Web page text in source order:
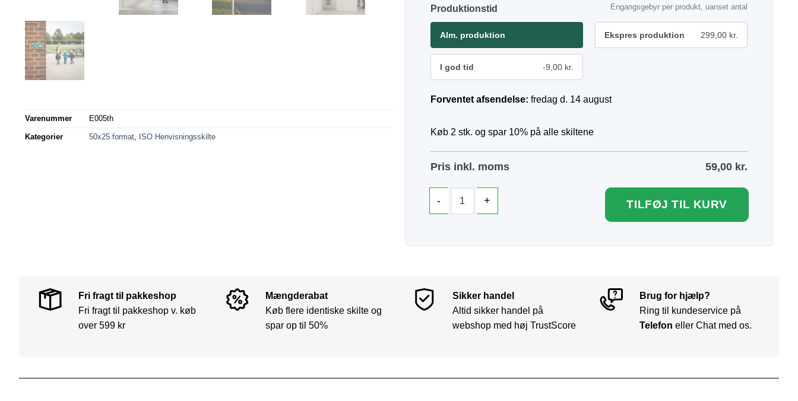
Varenummer E005th
Kategorier 50x25 format, ISO Henvisningsskilte
Produktionstid Engangsgebyr per produkt, uanset antal
Alm. produktion Ekspres produktion 299,00 kr.
I god tid -9,00 kr.
Forventet afsendelse: fredag d. 14 august
Køb 2 stk. og spar 10% på alle skiltene
Pris inkl. moms 59,00 kr.
TILFØJ TIL KURV
Fri fragt til pakkeshop
Fri fragt til pakkeshop v. køb
over 599 kr
Mængderabat
Køb flere identiske skilte og
spar op til 50%
Sikker handel
Altid sikker handel på
webshop med høj TrustScore
Brug for hjælp?
Ring til kundeservice på
Telefon eller Chat med os.